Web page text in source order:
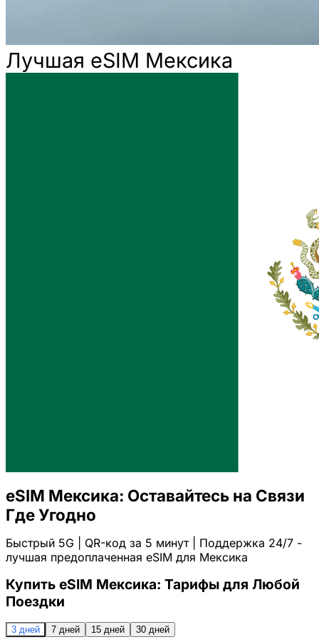
Лучшая eSIM Мексика
eSIM Мексика: Оставайтесь на Связи
Где Угодно
Быстрый 5G | QR-код за 5 минут | Поддержка 24/7 -
лучшая предоплаченная eSIM для Мексика
Купить eSIM Мексика: Тарифы для Любой
Поездки
3 дней 7 дней 15 дней 30 дней